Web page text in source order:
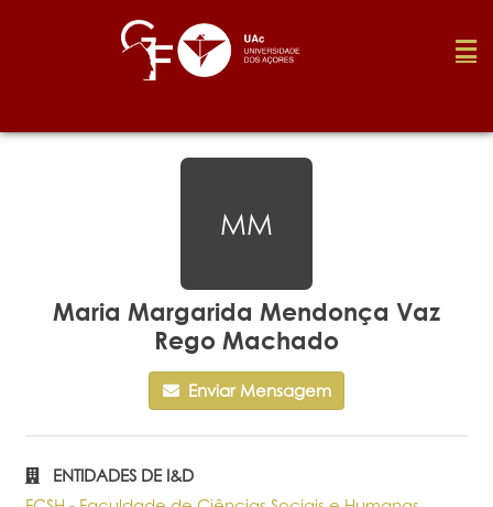
Fundação
MM
Maria Margarida Mendonça Vaz
Rego Machado
Enviar Mensagem
ENTIDADES DE I&D